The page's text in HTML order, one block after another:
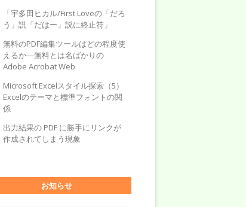
「宇多田ヒカル/First Loveの「だろ
う」説「だはー」説に終止符」
無料のPDF編集ツールはどの程度使
えるか―無料とは名ばかりの
Adobe Acrobat Web
Microsoft Excelスタイル探索（5）
Excelのテーマと標準フォントの関
係
出力結果の PDF に勝手にリンクが
作成されてしまう現象
お知らせ